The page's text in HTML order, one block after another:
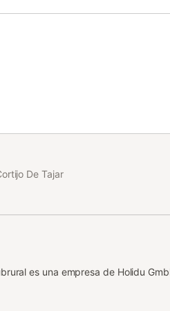
De Tajar
es una empresa de Holidu